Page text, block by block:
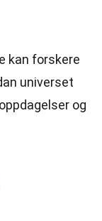
kan forskere
universet
og